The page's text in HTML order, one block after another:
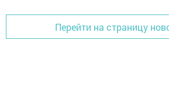
Перейти на страницу